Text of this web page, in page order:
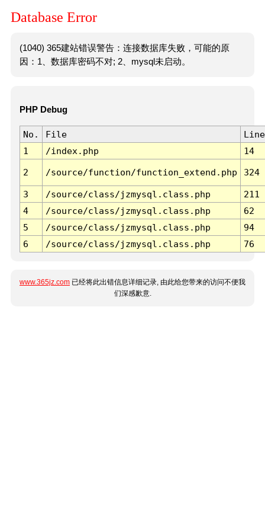
Database Error
(1040) 365建站错误警告：连接数据库失败，可能的原
因：1、数据库密码不对; 2、mysql未启动。
PHP Debug
No. File
Line
1
/index.php 14
2 /source/function/function_extend.php 324
3 /source/class/jzmysql.class.php
211
4
/source/class/jzmysql.class.php
62
5
/source/class/jzmysql.class.php
94
6
/source/class/jzmysql.class.php 76
www.365jz.com 已经将此出错信息详细记录, 由此给您带来的访问不便我
们深感歉意.